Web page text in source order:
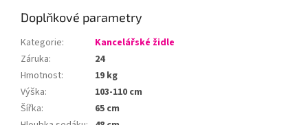
Doplňkové parametry
Kategorie:
Kancelářské židle
Záruka:
24
Hmotnost:
19 kg
Výška:
103-110 cm
Šířka:
65 cm